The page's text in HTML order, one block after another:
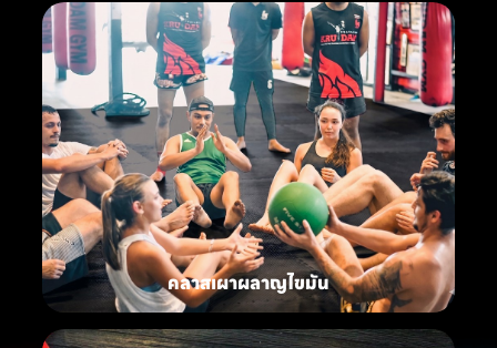
คลาสเผาผลาญไขมัน